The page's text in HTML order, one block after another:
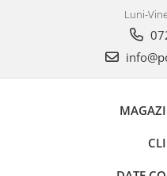
Luni-